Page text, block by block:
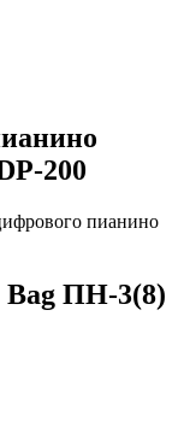
200
пианино
Bag ПН-3(8)